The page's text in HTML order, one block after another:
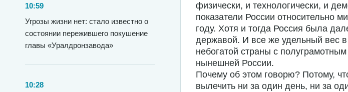
10:59
Угрозы жизни нет: стало известно о
состоянии пережившего покушение
главы «Уралдронзавода»
10:28
физически, и технологически, и
показатели России относительно
году. Хотя и тогда Россия была
державой. И все же удельный вес
небогатой страны с
нынешней России.
Почему об этом говорю? Потому,
вылечить ни за один день, ни за